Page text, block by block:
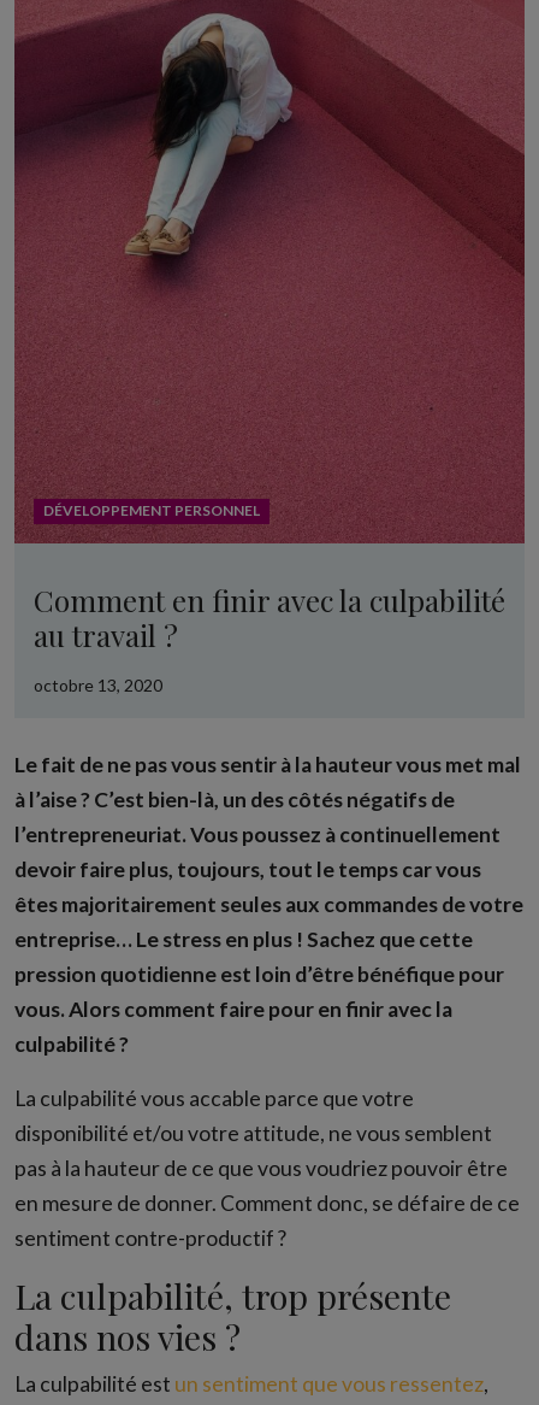
DÉVELOPPEMENT PERSONNEL
Comment en finir avec la culpabilité
au travail ?
octobre 13, 2020
Le fait de ne pas vous sentir à la hauteur vous met mal
à l’aise ? C’est bien-là, un des côtés négatifs de
l’entrepreneuriat. Vous poussez à continuellement
devoir faire plus, toujours, tout le temps car vous
êtes majoritairement seules aux commandes de votre
entreprise… Le stress en plus ! Sachez que cette
pression quotidienne est loin d’être bénéfique pour
vous. Alors comment faire pour en finir avec la
culpabilité ?
La culpabilité vous accable parce que votre
disponibilité et/ou votre attitude, ne vous semblent
pas à la hauteur de ce que vous voudriez pouvoir être
en mesure de donner. Comment donc, se défaire de ce
sentiment contre-productif ?
La culpabilité, trop présente
dans nos vies ?
La culpabilité est un sentiment que vous ressentez,